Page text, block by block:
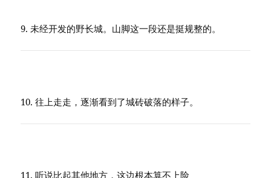
9. 未经开发的野长城。山脚这一段还是挺规整的。
10. 往上走走，逐渐看到了城砖破落的样子。
11. 听说比起其他地方，这边根本算不上险